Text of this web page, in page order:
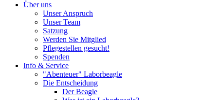
Über uns
Unser Anspruch
Unser Team
Satzung
Werden Sie Mitglied
Pflegestellen gesucht!
Spenden
Info & Service
"Abenteuer" Laborbeagle
Die Entscheidung
Der Beagle